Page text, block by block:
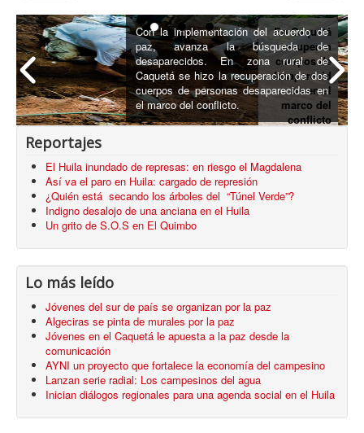
En Caquetá
recuperan
cuerpos de
desaparecid
os en el
marco del
conflicto
Con la implementación del acuerdo de
paz, avanza la búsqueda de
desaparecidos. En zona rural de
Caquetá se hizo la recuperación de dos
cuerpos de personas desaparecidas en
el marco del conflicto.
Reportajes
El Huila inundado de represas: en riesgo el Magdalena
Así va el paro en Huila: cargado de represión
¿Quién está secando los árboles del “Túnel Verde”?
Indigno desalojo de una anciana en el Huila
Un grito de S.O.S en El Quimbo
Lo más leído
Jóvenes del sur de país se organizan por la paz
Algeciras se pinta de murales por la paz
Jóvenes en el Caquetá le apuesta a la paz desde la
comunicación
AYNI un proyecto que fortalece la economía del campesino
Lanzan serie radial: Los campesinos del agua
Inician diálogos regionales para una agenda social en el Huila